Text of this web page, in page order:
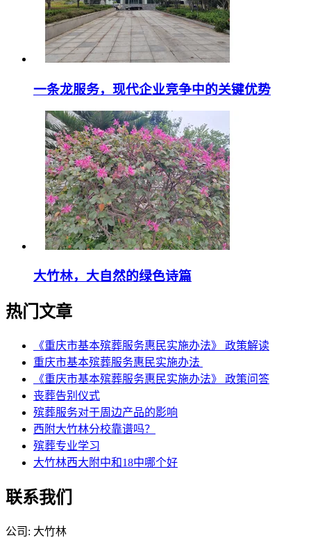
一条龙服务，现代企业竞争中的关键优势
大竹林，大自然的绿色诗篇
热门文章
《重庆市基本殡葬服务惠民实施办法》 政策解读
重庆市基本殡葬服务惠民实施办法
《重庆市基本殡葬服务惠民实施办法》 政策问答
丧葬告别仪式
殡葬服务对于周边产品的影响
西附大竹林分校靠谱吗？
殡葬专业学习
大竹林西大附中和18中哪个好
联系我们
公司: 大竹林